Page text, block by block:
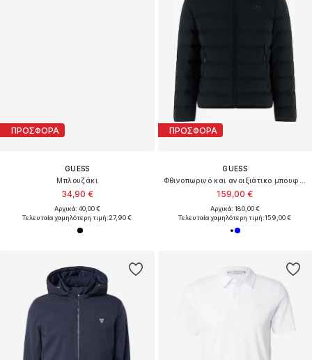
ΠΡΟΣΦΟΡΑ
GUESS
Μπλουζάκι
34,90 €
Αρχικά: 40,00 €
Τελευταία χαμηλότερη τιμή:27,90 €
ΠΡΟΣΦΟΡΑ
GUESS
159,00 €
Αρχικά: 180,00 €
Τελευταία χαμηλότερη τιμή:159,00 €